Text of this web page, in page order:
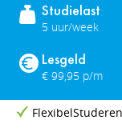
Studielast
5 uur/week
Lesgeld
€ 99,95 p/m